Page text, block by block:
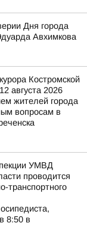
Дня города
Авхимкова
Костромской
августа 2026
жителей города
вопросам в
УМВД
проводится
транспортного
8:50 в